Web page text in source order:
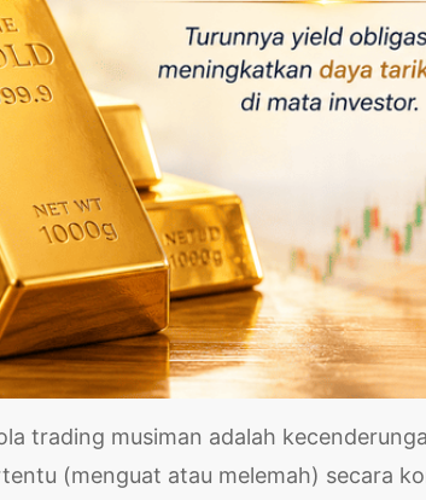
trading musiman adalah
(menguat atau melemah) secara